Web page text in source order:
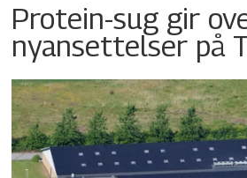
Protein-sug gir
nyansettelser på